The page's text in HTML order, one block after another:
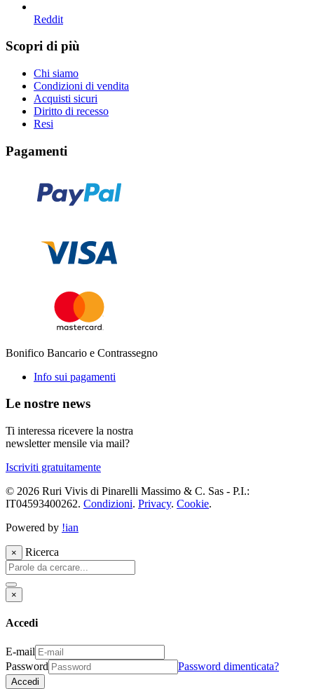
Reddit
Scopri di più
Chi siamo
Condizioni di vendita
Acquisti sicuri
Diritto di recesso
Resi
Pagamenti
Bonifico Bancario e Contrassegno
Info sui pagamenti
Le nostre news
Ti interessa ricevere la nostra
newsletter mensile via mail?
Iscriviti gratuitamente
© 2026 Ruri Vivis di Pinarelli Massimo & C. Sas - P.I.:
IT04593400262. Condizioni. Privacy. Cookie.
Powered by !ian
× Ricerca
×
Accedi
E-mail
Password
Password dimenticata?
Accedi